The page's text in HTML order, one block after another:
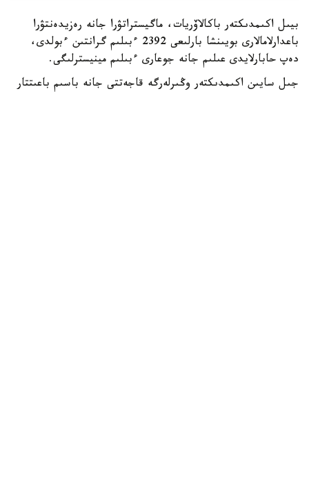
بيىل اكىمدىكتەر باكالاۆريات، ماگيستراتۋرا جانە رەزيدەنتۋرا
باعدارلامالارى بويىنشا بارلىعى 2392 ءبىلىم گرانتىن ءبولدى،
دەپ حابارلايدى عىلىم جانە جوعارى ءبىلىم مينيسترلىگى.
جىل سايىن اكىمدىكتەر وڭىرلەرگە قاجەتتى جانە باسىم باعىتتار